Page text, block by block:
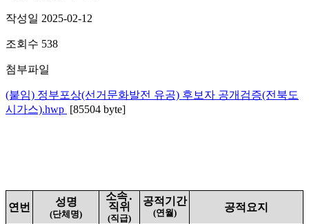
작성일 2025-02-12
조회수 538
첨부파일
(붙임) 정부포상(선거문화발전 유공) 후보자 공개검증(전북도
시가스).hwp [85504 byte]
연번 성명
(단체명)
소속․
직위
(직급)
공적기간
(연 월 ) 공적요지